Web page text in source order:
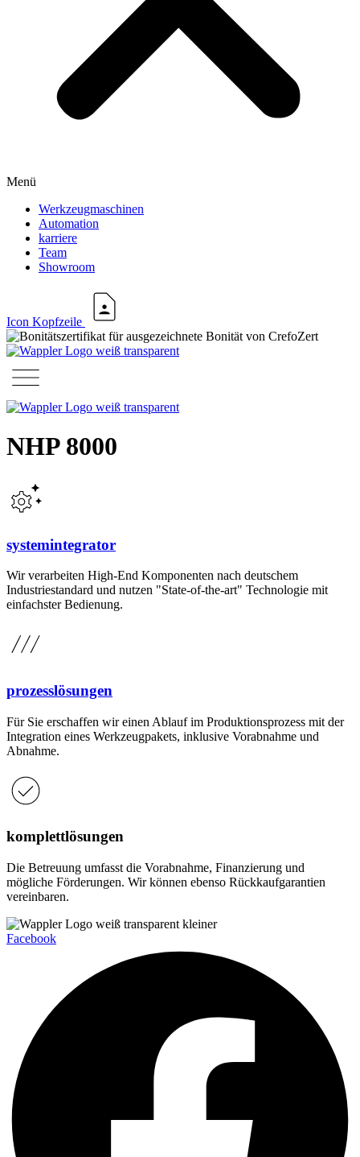
Menü
Werkzeugmaschinen
Automation
karriere
Team
Showroom
Icon Kopfzeile
NHP 8000
systemintegrator
Wir verarbeiten High-End Komponenten nach deutschem
Industriestandard und nutzen "State-of-the-art" Technologie mit
einfachster Bedienung.
prozesslösungen
Für Sie erschaffen wir einen Ablauf im Produktionsprozess mit der
Integration eines Werkzeugpakets, inklusive Vorabnahme und
Abnahme.
komplettlösungen
Die Betreuung umfasst die Vorabnahme, Finanzierung und
mögliche Förderungen. Wir können ebenso Rückkaufgarantien
vereinbaren.
Facebook